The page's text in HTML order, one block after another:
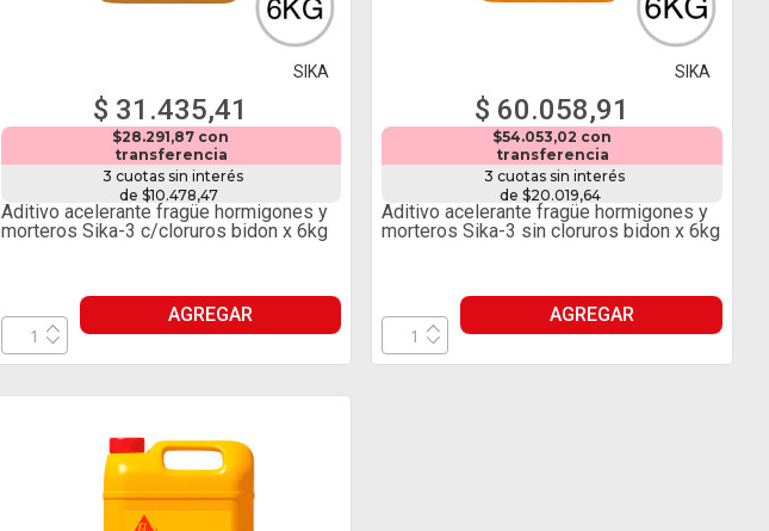
SIKA
$ 31.435,41
$28.291,87 con
transferencia
3 cuotas sin interés
de $10.478,47
Aditivo acelerante fragüe hormigones y
morteros Sika-3 c/cloruros bidon x 6kg
AGREGAR
SIKA
$ 60.058,91
$54.053,02 con
transferencia
3 cuotas sin interés
de $20.019,64
Aditivo acelerante fragüe hormigones y
morteros Sika-3 sin cloruros bidon x 6kg
AGREGAR